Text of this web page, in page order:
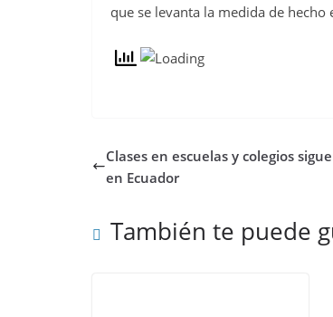
que se levanta la medida de hecho
Clases en escuelas y colegios
en Ecuador
También te puede